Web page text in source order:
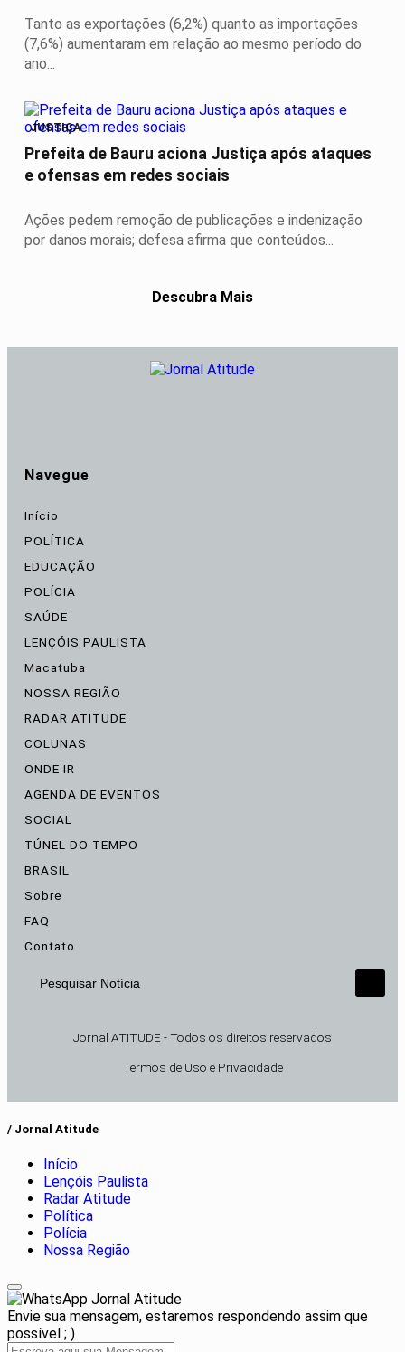
Tanto as exportações (6,2%) quanto as importações
(7,6%) aumentaram em relação ao mesmo período do
ano...
JUSTIÇA
Prefeita de Bauru aciona Justiça após ataques
e ofensas em redes sociais
Ações pedem remoção de publicações e indenização
por danos morais; defesa afirma que conteúdos...
Descubra Mais
Navegue
Início
POLÍTICA
EDUCAÇÃO
POLÍCIA
SAÚDE
LENÇÓIS PAULISTA
Macatuba
NOSSA REGIÃO
RADAR ATITUDE
COLUNAS
ONDE IR
AGENDA DE EVENTOS
SOCIAL
TÚNEL DO TEMPO
BRASIL
Sobre
FAQ
Contato
Pesquisar Notícia
Jornal ATITUDE - Todos os direitos reservados
Termos de Uso e Privacidade
/ Jornal Atitude
Início
Lençóis Paulista
Radar Atitude
Política
Polícia
Nossa Região
Jornal Atitude
Envie sua mensagem, estaremos respondendo assim que
possível ; )